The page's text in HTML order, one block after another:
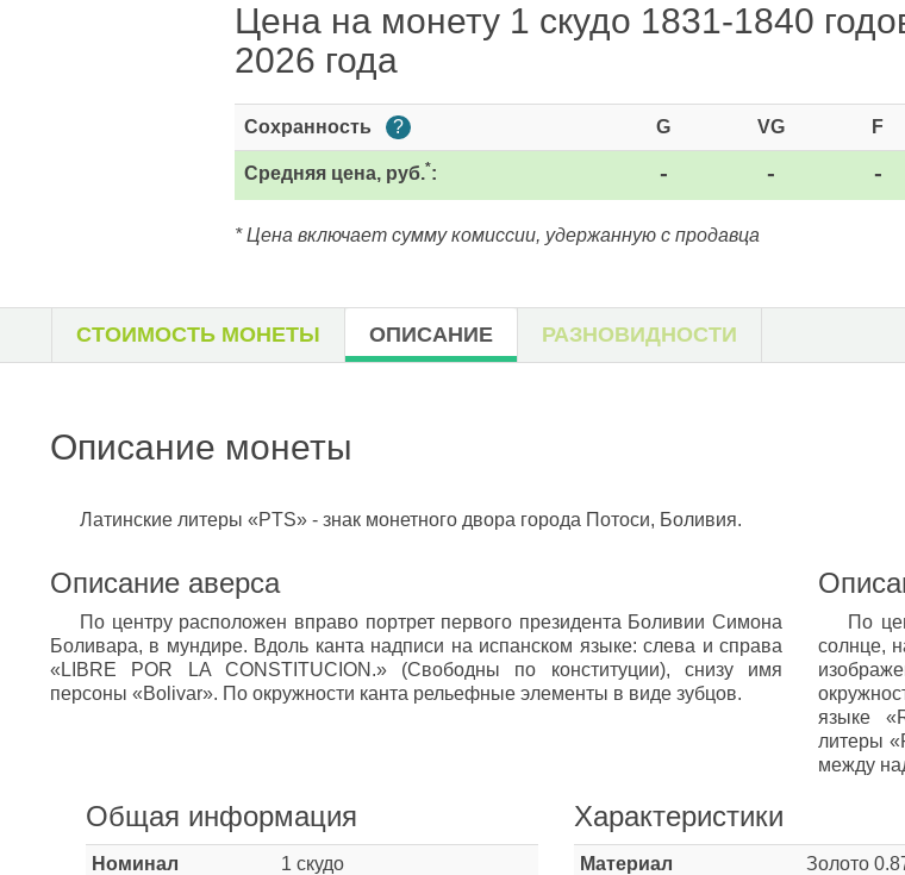
Цена на монету 1 скудо 1831-1840
2026 года
Сохранность ? G VG F
Средняя цена, руб.*: - - -
* Цена включает сумму комиссии, удержанную с продавца
СТОИМОСТЬ МОНЕТЫ ОПИСАНИЕ РАЗНОВИДНОСТИ
Описание монеты
Латинские литеры «PTS» - знак монетного двора города Потоси, Боливия.
Описание аверса
По центру расположен вправо портрет первого президента Боливии Симона
Боливара, в мундире. Вдоль канта надписи на испанском языке: слева и справа
«LIBRE POR LA CONSTITUCION.» (Свободны по конституции), снизу имя
персоны «Bolivar». По окружности канта рельефные элементы в виде зубцов.
По
солнце,
языке
литеры
между
Общая информация
Номинал
1 скудо
Характеристики
Материал
Золото